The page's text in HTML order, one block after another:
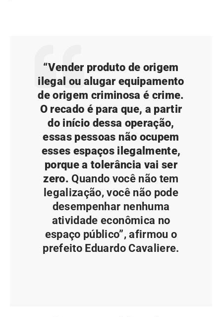
“Vender produto de origem
ilegal ou alugar equipamento
de origem criminosa é crime.
O recado é para que, a partir
do início dessa operação,
essas pessoas não ocupem
esses espaços ilegalmente,
porque a tolerância vai ser
zero. Quando você não tem
legalização, você não pode
desempenhar nenhuma
atividade econômica no
espaço público”, afirmou o
prefeito Eduardo Cavaliere.